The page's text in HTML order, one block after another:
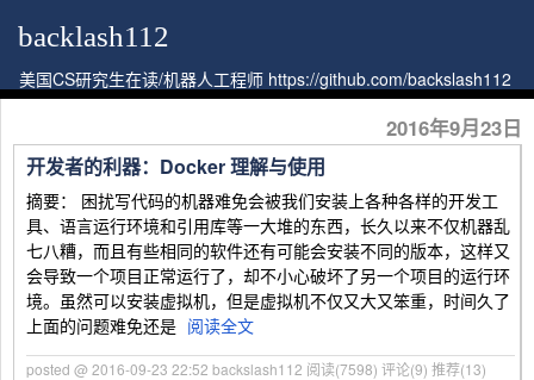
backlash112
美国CS研究生在读/机器人工程师 https://github.com/backslash112
2016年9月23日
开发者的利器：Docker 理解与使用
摘要： 困扰写代码的机器难免会被我们安装上各种各样的开发工
具、语言运行环境和引用库等一大堆的东西，长久以来不仅机器乱
七八糟，而且有些相同的软件还有可能会安装不同的版本，这样又
会导致一个项目正常运行了，却不小心破坏了另一个项目的运行环
境。虽然可以安装虚拟机，但是虚拟机不仅又大又笨重，时间久了
上面的问题难免还是 阅读全文
posted @ 2016-09-23 22:52 backslash112 阅读(7598) 评论(9) 推荐(13)